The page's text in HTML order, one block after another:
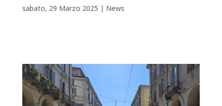
sabato, 29 Marzo 2025 | News